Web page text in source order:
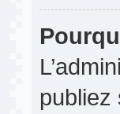
publiez